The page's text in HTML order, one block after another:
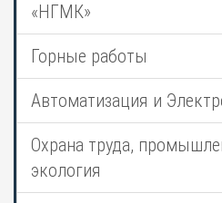
«НГМК»
Горные работы
Автоматизация и
Охрана труда,
экология